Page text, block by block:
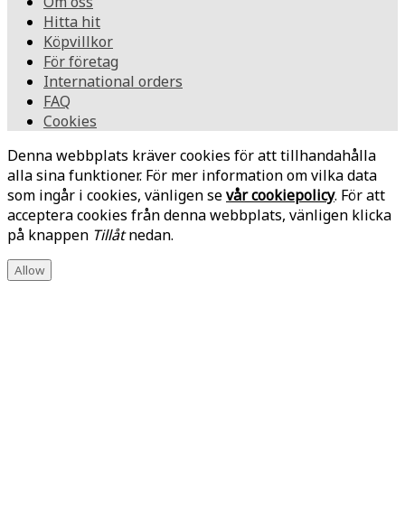
Hitta hit
Köpvillkor
För företag
International orders
FAQ
Cookies
Denna webbplats kräver cookies för att tillhandahålla
alla sina funktioner. För mer information om vilka data
som ingår i cookies, vänligen sevår cookiepolicy. För att
acceptera cookies från denna webbplats, vänligen klicka
på knappen Tillåtnedan.
Allow